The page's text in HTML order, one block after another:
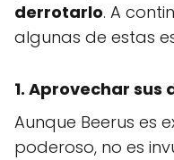
derrotarlo. A
algunas de estas
1. Aprovechar sus
Aunque Beerus es
poderoso, no es